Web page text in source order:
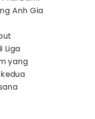
Anh Gia
Liga
yang